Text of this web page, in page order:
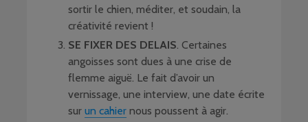
sortir le chien, méditer, et soudain, la
créativité revient !
SE FIXER DES DELAIS. Certaines
angoisses sont dues à une crise de
flemme aiguë. Le fait d’avoir un
vernissage, une interview, une date écrite
sur un cahier nous poussent à agir.